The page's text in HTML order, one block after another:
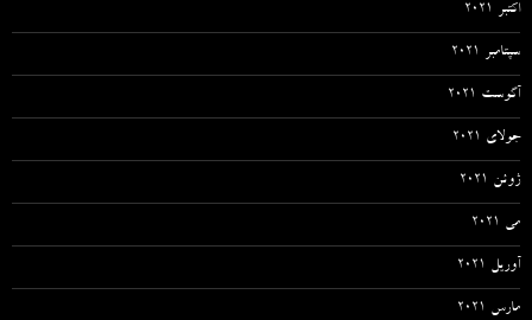
اکتبر 2021
سپتامبر 2021
آگوست 2021
جولای 2021
ژوئن 2021
می 2021
آوریل 2021
مارس 2021